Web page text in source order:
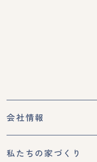
会社情報
私たちの家づくり